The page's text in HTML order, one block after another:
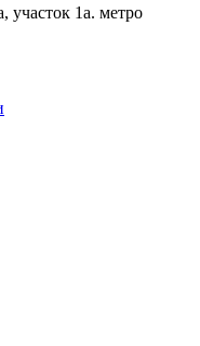
участок 1а. метро